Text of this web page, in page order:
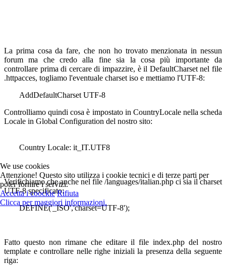
La prima cosa da fare, che non ho trovato menzionata in nessun
forum ma che credo alla fine sia la cosa più importante da
controllare prima di cercare di impazzire, è il DefaultCharset nel file
.httpacces, togliamo l'eventuale charset iso e mettiamo l'UTF-8:
AddDefaultCharset UTF-8
Controlliamo quindi cosa è impostato in CountryLocale nella scheda
Locale in Global Configuration del nostro sito:
Country Locale: it_IT.UTF8
Verifichiamo che anche nel file /languages/italian.php ci sia il charset
UTF-8 specificato:
DEFINE('_ISO','charset=UTF-8');
Fatto questo non rimane che editare il file index.php del nostro
template e controllare nelle righe iniziali la presenza della seguente
riga:
We use cookies
Attenzione! Questo sito utilizza i cookie tecnici e di terze parti per
poter fornire i servizi.
Accetta i coockie Rifiuta
Clicca per maggiori informazioni.